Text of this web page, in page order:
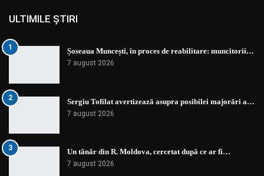
ULTIMILE ȘTIRI
1 Șoseaua Muncești, în proces de reabilitare: muncitorii…
7 august 2026
2 Sergiu Tofilat avertizează asupra posibilei majorări a…
7 august 2026
3 Un tânăr din R. Moldova, cercetat după ce ar fi…
7 august 2026